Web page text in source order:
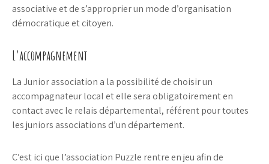
associative et de s’approprier un mode d’organisation
démocratique et citoyen.
L’accompagnement
La Junior association a la possibilité de choisir un
accompagnateur local et elle sera obligatoirement en
contact avec le relais départemental, référent pour toutes
les juniors associations d’un département.
C’est ici que l’association Puzzle rentre en jeu afin de